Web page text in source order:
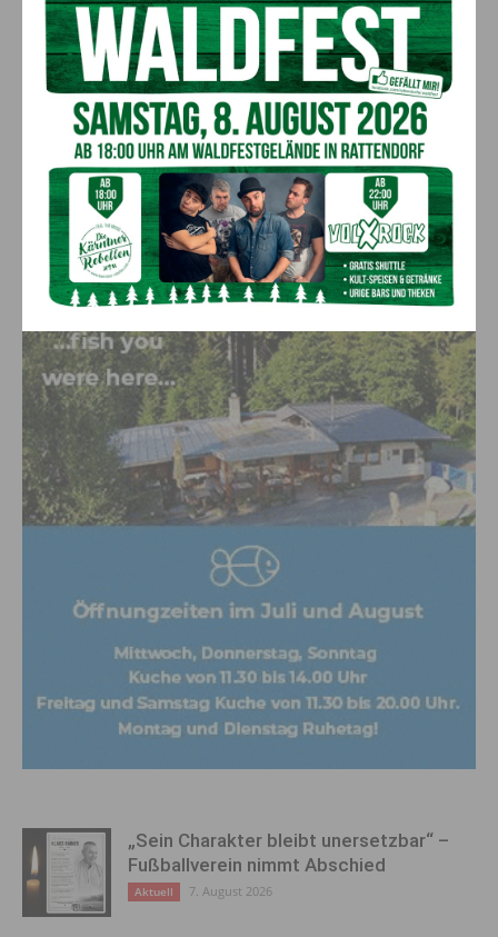
Ehrung für 50 Jahre Chorleitung:
Kärntner Lorbeer in Gold für Herwig
Schwarz
Aktuell 8. August 2026
„Paolo Santonino“ wird heute gespielt –
abgesagte Premiere von gestern Abend
wird morgen nachgeholt
Aktuell 8. August 2026
Anzeige
„Sein Charakter bleibt unersetzbar“ –
Fußballverein nimmt Abschied
Aktuell 7. August 2026